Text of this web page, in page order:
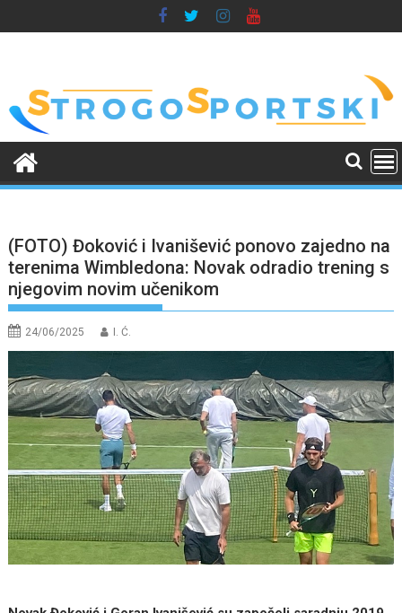
to
(FOTO) Đoković i Ivanišević ponovo zajedno na
terenima Wimbledona: Novak odradio trening s
njegovim novim učenikom
24/06/2025 I. Ć.